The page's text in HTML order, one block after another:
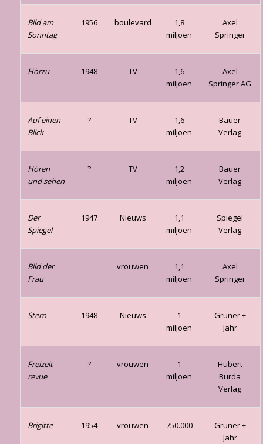
Bild am
Sonntag
1956 boulevard
1,8
miljoen
Axel
Springer
Hörzu 1948 TV
1,6
miljoen
Axel
Springer AG
Auf einen
Blick
? TV
1,6
miljoen
Bauer
Verlag
Hören
und sehen
? TV
1,2
miljoen
Bauer
Verlag
Der
Spiegel
1947 Nieuws
1,1
miljoen
Spiegel
Verlag
Bild der
Frau
vrouwen
1,1
miljoen
Axel
Springer
Stern 1948 Nieuws
1
miljoen
Gruner +
Jahr
Freizeit
revue
? vrouwen
1
miljoen
Hubert
Burda
Verlag
Brigitte 1954 vrouwen 750.000
Gruner +
Jahr